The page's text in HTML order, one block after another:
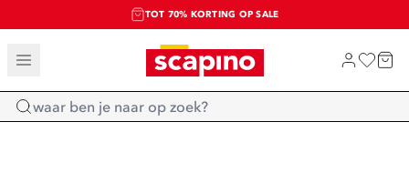
TOT 70% KORTING OP SALE
SALE: LAATSTE KANS!
SHOP NIEUW
Home